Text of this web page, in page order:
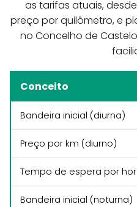
as tarifas atuais,
preço por quilômetro, e
no Concelho de
Conceito
Bandeira inicial (diurna)
Preço por km (diurno)
Tempo de espera por
Bandeira inicial (noturna)